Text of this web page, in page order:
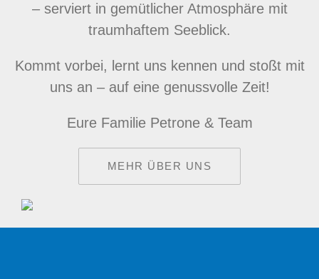
– serviert in gemütlicher Atmosphäre mit
traumhaftem Seeblick.
Kommt vorbei, lernt uns kennen und stoßt mit
uns an – auf eine genussvolle Zeit!
Eure Familie Petrone & Team
MEHR ÜBER UNS